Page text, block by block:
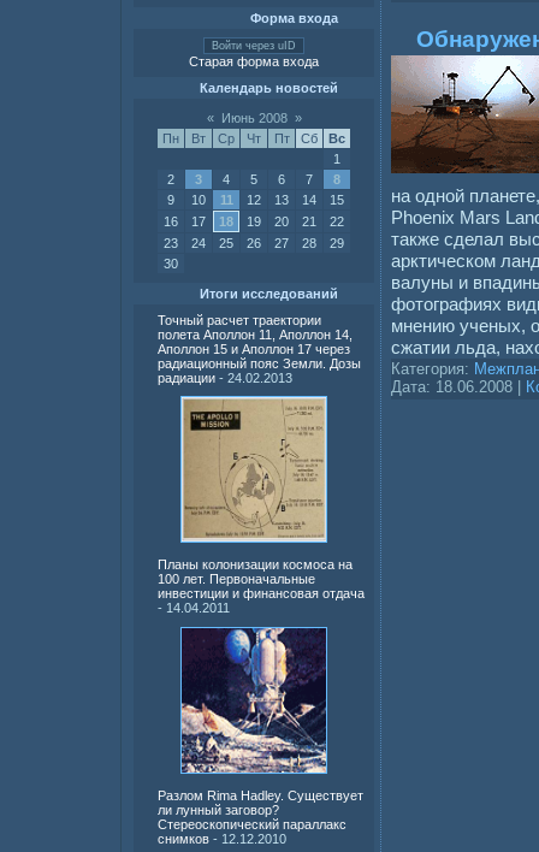
Форма входа
Войти через uID
Старая форма входа
Календарь новостей
« Июнь 2008 »
Пн
Вт Ср Чт Пт Сб
Вс
1
2
3 4 5 6 7
8
9
10 11 12 13 14
15
16
17 18 19 20 21
22
23
24 25 26 27 28
29
30
Итоги исследований
Точный расчет траектории
полета Аполлон 11, Аполлон 14,
Аполлон 15 и Аполлон 17 через
радиационный пояс Земли. Дозы
радиации - 24.02.2013
Планы колонизации космоса на
100 лет. Первоначальные
инвестиции и финансовая отдача
- 14.04.2011
Разлом Rima Hadley. Существует
ли лунный заговор?
Стереоскопический параллакс
снимков - 12.12.2010
на одной
Phoenix Mars
также сделал
арктическом
валуны и
фотографиях
мнению ученых,
сжатии льда,
Категория:
Дата: 18.06.2008 |